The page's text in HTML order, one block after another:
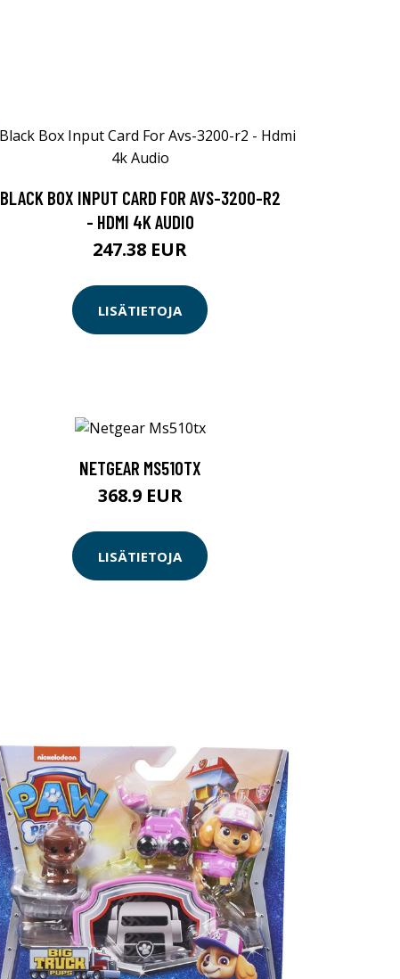
BLACK BOX INPUT CARD FOR AVS-3200-R2
- HDMI 4K AUDIO
247.38 EUR
LISÄTIETOJA
NETGEAR MS510TX
368.9 EUR
LISÄTIETOJA